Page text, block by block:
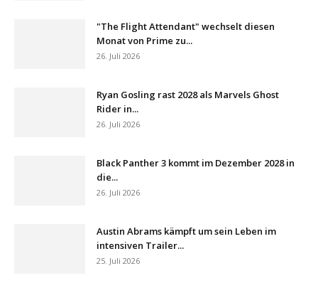
"The Flight Attendant" wechselt diesen
Monat von Prime zu...
26. Juli 2026
Ryan Gosling rast 2028 als Marvels Ghost
Rider in...
26. Juli 2026
Black Panther 3 kommt im Dezember 2028 in
die...
26. Juli 2026
Austin Abrams kämpft um sein Leben im
intensiven Trailer...
25. Juli 2026